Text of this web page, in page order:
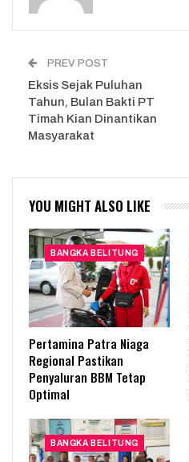
PREV POST
Eksis Sejak Puluhan
Tahun, Bulan Bakti PT
Timah Kian Dinantikan
Masyarakat
YOU MIGHT ALSO LIKE
BANGKA BELITUNG
Pertamina Patra Niaga
Regional Pastikan
Penyaluran BBM Tetap
Optimal
BANGKA BELITUNG